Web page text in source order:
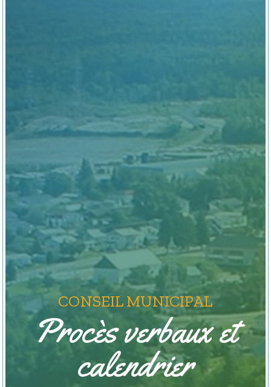
CONSEIL MUNICIPAL
Procès verbaux et
calendrier